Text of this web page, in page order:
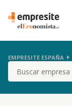
EMPRESITE ESPAÑA
Buscar